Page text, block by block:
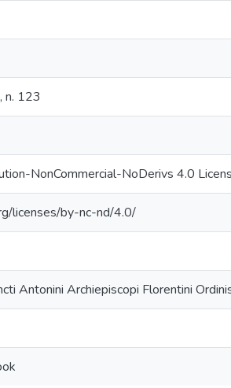
n. 123
NonCommercial-NoDerivs 4.0
licenses/by-nc-nd/4.0/
Antonini Archiepiscopi Florentini